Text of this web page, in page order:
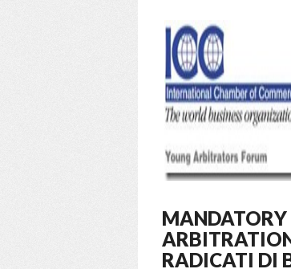
MANDATORY
RADICATI DI